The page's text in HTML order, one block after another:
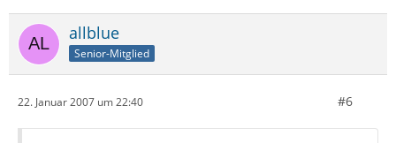
allblue
Senior-Mitglied
22. Januar 2007 um 22:40 #6